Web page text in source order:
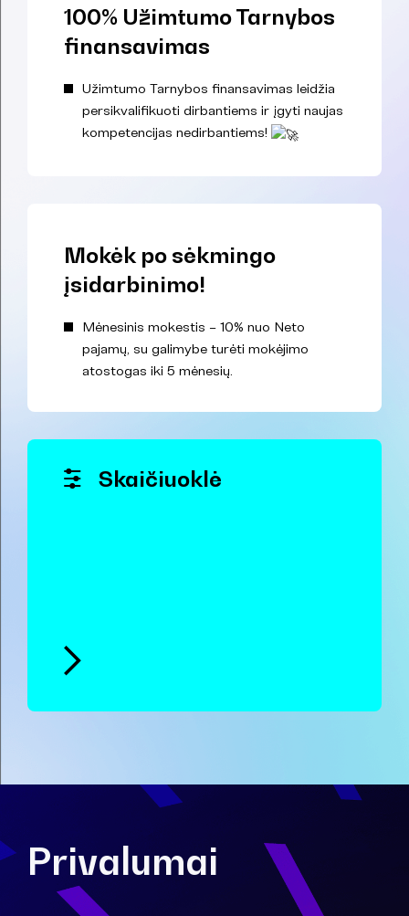
100% Užimtumo Tarnybos
finansavimas
Užimtumo Tarnybos finansavimas leidžia
persikvalifikuoti dirbantiems ir įgyti naujas
kompetencijas nedirbantiems!
Mokėk po sėkmingo
įsidarbinimo!
Mėnesinis mokestis – 10% nuo Neto
pajamų, su galimybe turėti mokėjimo
atostogas iki 5 mėnesių.
Skaičiuoklė
Privalumai